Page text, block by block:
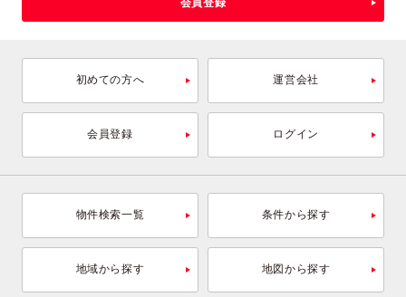
会員登録
初めての方へ 運営会社
会員登録 ログイン
物件検索一覧 条件から探す
地域から探す 地図から探す